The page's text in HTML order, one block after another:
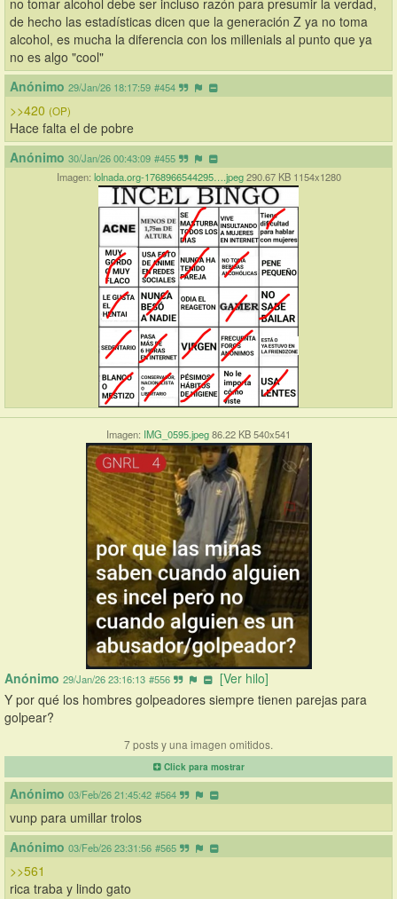
no tomar alcohol debe ser incluso razón para presumir la verdad,
de hecho las estadísticas dicen que la generación Z ya no toma
alcohol, es mucha la diferencia con los millenials al punto que ya
no es algo "cool"
Anónimo 29/Jan/26 18:17:59 #454
>>420 (OP)
Hace falta el de pobre
Anónimo 30/Jan/26 00:43:09 #455
Imagen: lolnada.org-1768966544295….jpeg 290.67 KB 1154x1280
Imagen: IMG_0595.jpeg86.22 KB 540x541
Anónimo 29/Jan/26 23:16:13 #556
[Ver hilo]
Y por qué los hombres golpeadores siempre tienen parejas para
golpear?
7 posts y una imagen omitidos.
Click para mostrar
Anónimo 03/Feb/26 21:45:42 #564
vunp para umillar trolos
Anónimo 03/Feb/26 23:31:56 #565
>>561
rica traba y lindo gato